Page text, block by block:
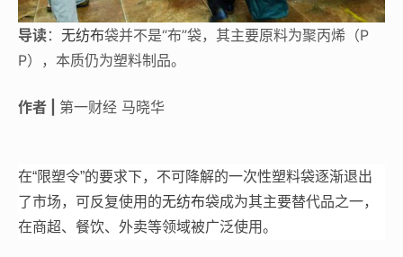
导读： 无纺布袋并不是“布”袋，其主要原料为聚丙烯（P
P），本质仍为塑料制品。
作者 | 第一财经 马晓华
在“限塑令”的要求下，不可降解的一次性塑料袋逐渐退出
了市场，可反复使用的无纺布袋成为其主要替代品之一，
在商超、餐饮、外卖等领域被广泛使用。